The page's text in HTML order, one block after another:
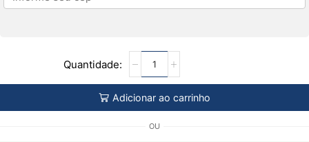
Adicionar ao carrinho
OU